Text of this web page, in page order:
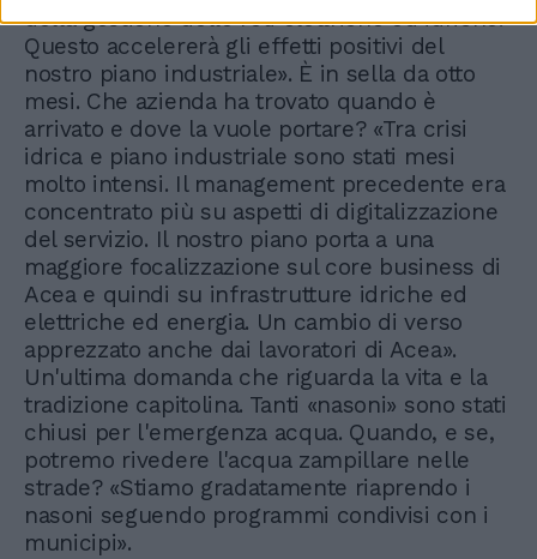
della gestione delle reti elettriche ed idriche.
Questo accelererà gli effetti positivi del
nostro piano industriale». È in sella da otto
mesi. Che azienda ha trovato quando è
arrivato e dove la vuole portare? «Tra crisi
idrica e piano industriale sono stati mesi
molto intensi. Il management precedente era
concentrato più su aspetti di digitalizzazione
del servizio. Il nostro piano porta a una
maggiore focalizzazione sul core business di
Acea e quindi su infrastrutture idriche ed
elettriche ed energia. Un cambio di verso
apprezzato anche dai lavoratori di Acea».
Un'ultima domanda che riguarda la vita e la
tradizione capitolina. Tanti «nasoni» sono stati
chiusi per l'emergenza acqua. Quando, e se,
potremo rivedere l'acqua zampillare nelle
strade? «Stiamo gradatamente riaprendo i
nasoni seguendo programmi condivisi con i
municipi».